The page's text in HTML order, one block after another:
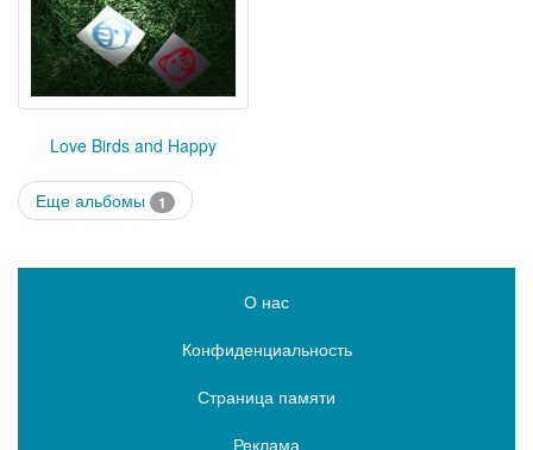
Love Birds and Happy
Еще альбомы 1
О нас
Конфиденциальность
Страница памяти
Реклама